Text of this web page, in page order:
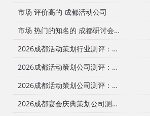
市场 评价高的 成都活动公司
市场 热门的知名的 成都研讨会策划公司
2026成都活动策划行业测评：从舞台搭建到演艺执行，谁是川内政企首选？
2026成都活动策划公司测评：从发布会到展厅搭建，本土自营服务商为何成政企首选？
2026成都活动策划公司测评：从舞台搭建到全案执行，政企采购如何避坑选对服务商？
2026成都宴会庆典策划公司测评：一站式落地哪家强？本土自营成政企采购首选